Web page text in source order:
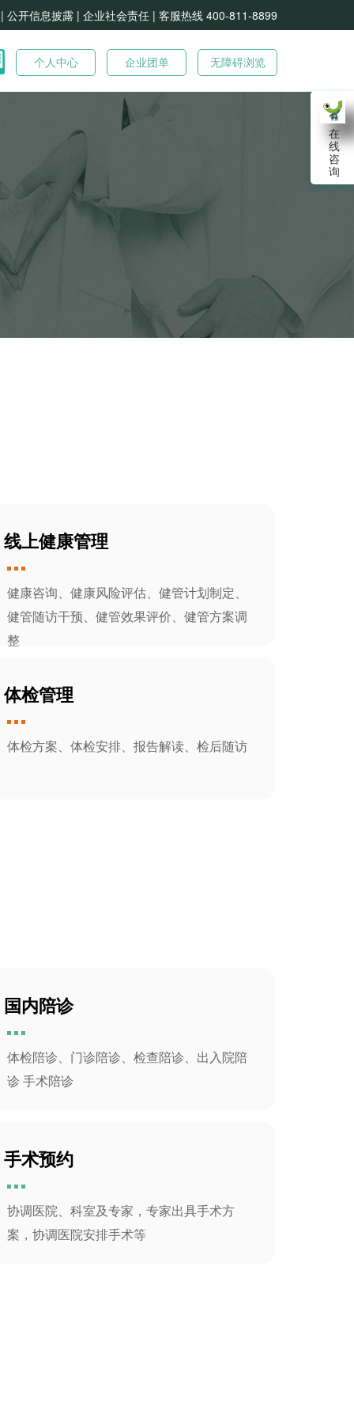
| 公开信息披露 | 企业社会责任 | 客服热线 400-811-8899
个人中心 企业团单 无障碍浏览
在
线
咨
询
线上健康管理
健康咨询、健康风险评估、健管计划制定、
健管随访干预、健管效果评价、健管方案调
整
体检管理
体检方案、体检安排、报告解读、检后随访
国内陪诊
体检陪诊、门诊陪诊、检查陪诊、出入院陪
诊 手术陪诊
手术预约
协调医院、科室及专家，专家出具手术方
案，协调医院安排手术等